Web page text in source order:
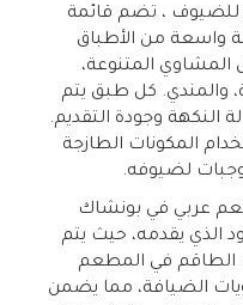
للضيوف ، تضم قائمة
واسعة من الأطباق
المشاوي المتنوعة،
والمندي. كل طبق يتم
النكهة وجودة التقديم.
المكونات الطازجة
لضيوفه.
عربي في بونشاك
الذي يقدمه، حيث يتم
الطاقم في المطعم
الضيافة، مما يضمن